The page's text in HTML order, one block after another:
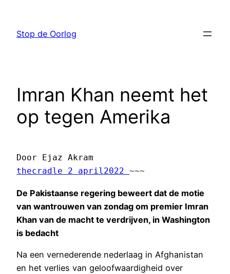
Stop de Oorlog
Imran Khan neemt het
op tegen Amerika
Door Ejaz Akram
thecradle 2 april2022 ~~~
De Pakistaanse regering beweert dat de motie
van wantrouwen van zondag om premier Imran
Khan van de macht te verdrijven, in Washington
is bedacht
Na een vernederende nederlaag in Afghanistan
en het verlies van geloofwaardigheid over